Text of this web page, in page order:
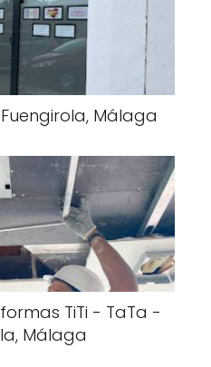
Málaga
TiTi - TaTa -
Málaga